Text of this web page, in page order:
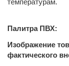
температурам.
Палитра ПВХ:
Изображение
фактического